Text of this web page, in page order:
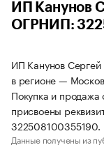
ИП Канунов
ОГРНИП:
ИП Канунов Сергей
в регионе —
Покупка и
присвоены
322508100355190.
Данные получены из